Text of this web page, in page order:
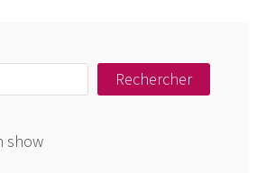
Rechercher
show